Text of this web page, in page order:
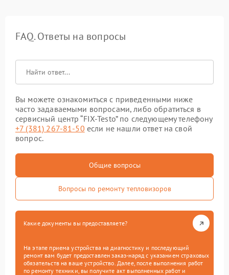
FAQ. Ответы на вопросы
Вы можете ознакомиться с приведенными ниже
часто задаваемыми вопросами, либо обратиться в
сервисный центр “FIX-Testo” по следующему телефону
+7 (381) 267-81-50 если не нашли ответ на свой
вопрос.
Общие вопросы
Вопросы по ремонту тепловизоров
Какие документы вы предоставляете?
На этапе приема устройства на диагностику и последующий
ремонт вам будет предоставлен заказ-наряд с указанием страховых
обязательств на ваше устройство. Далее, после выполнения работ
по ремонту техники, вы получите акт выполненных работ и